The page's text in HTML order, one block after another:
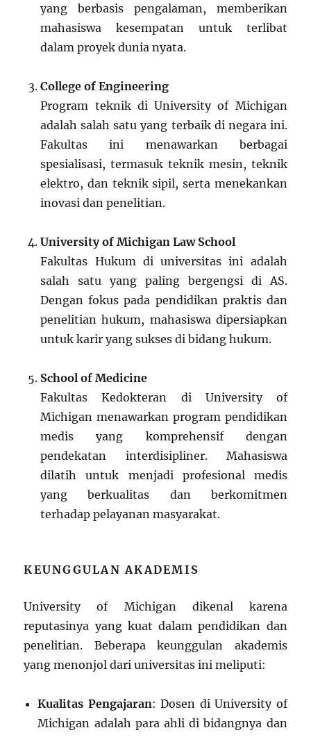
yang berbasis pengalaman, memberikan
mahasiswa kesempatan untuk terlibat
dalam proyek dunia nyata.
College of Engineering
Program teknik di University of Michigan
adalah salah satu yang terbaik di negara ini.
Fakultas ini menawarkan berbagai
spesialisasi, termasuk teknik mesin, teknik
elektro, dan teknik sipil, serta menekankan
inovasi dan penelitian.
University of Michigan Law School
Fakultas Hukum di universitas ini adalah
salah satu yang paling bergengsi di AS.
Dengan fokus pada pendidikan praktis dan
penelitian hukum, mahasiswa dipersiapkan
untuk karir yang sukses di bidang hukum.
School of Medicine
Fakultas Kedokteran di University of
Michigan menawarkan program pendidikan
medis yang komprehensif dengan
pendekatan interdisipliner. Mahasiswa
dilatih untuk menjadi profesional medis
yang berkualitas dan berkomitmen
terhadap pelayanan masyarakat.
KEUNGGULAN AKADEMIS
University of Michigan dikenal karena
reputasinya yang kuat dalam pendidikan dan
penelitian. Beberapa keunggulan akademis
yang menonjol dari universitas ini meliputi:
Kualitas Pengajaran: Dosen di University of
Michigan adalah para ahli di bidangnya dan